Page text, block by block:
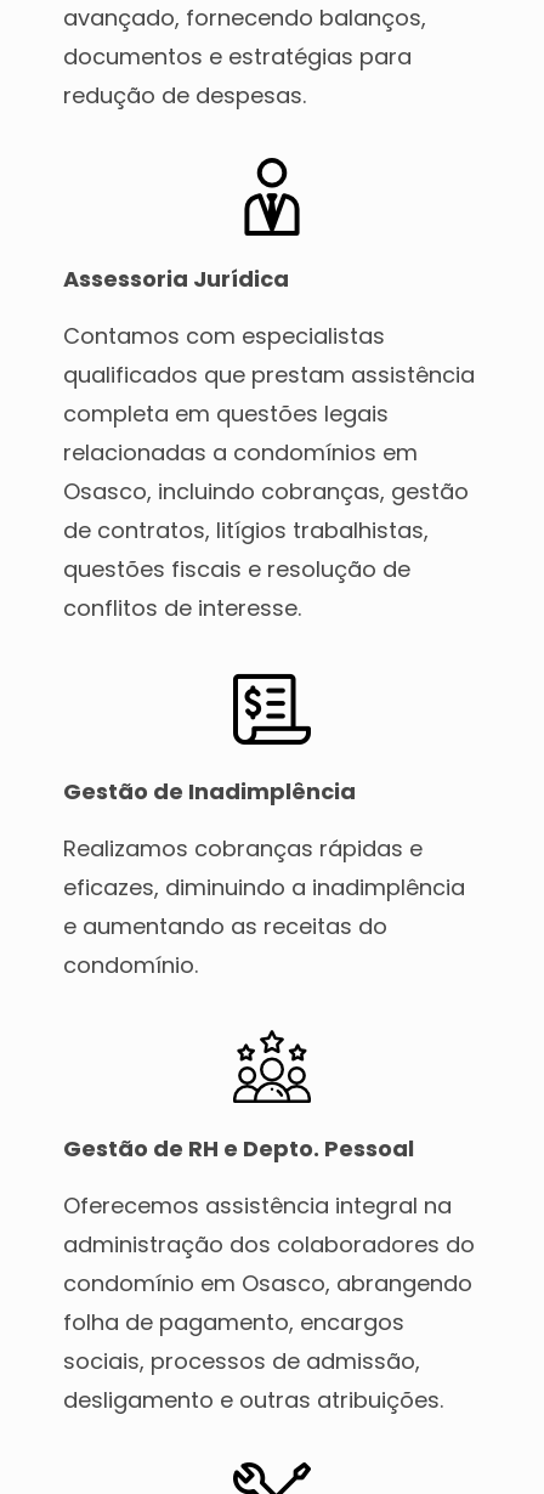
avançado, fornecendo balanços,
documentos e estratégias para
redução de despesas.
Assessoria Jurídica
Contamos com especialistas
qualificados que prestam assistência
completa em questões legais
relacionadas a condomínios em
Osasco, incluindo cobranças, gestão
de contratos, litígios trabalhistas,
questões fiscais e resolução de
conflitos de interesse.
Gestão de Inadimplência
Realizamos cobranças rápidas e
eficazes, diminuindo a inadimplência
e aumentando as receitas do
condomínio.
Gestão de RH e Depto. Pessoal
Oferecemos assistência integral na
administração dos colaboradores do
condomínio em Osasco, abrangendo
folha de pagamento, encargos
sociais, processos de admissão,
desligamento e outras atribuições.